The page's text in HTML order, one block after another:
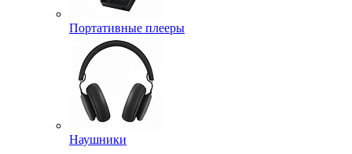
Портативные плееры
Наушники